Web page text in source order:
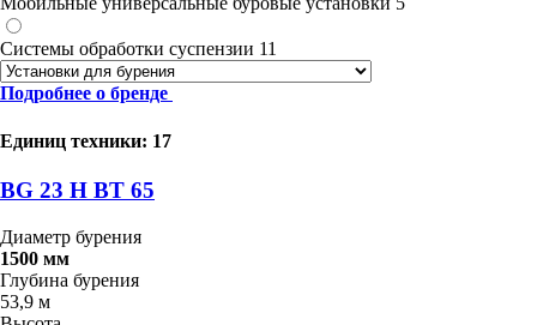
Системы обработки суспензии 11
Подробнее о бренде
Единиц техники: 17
BG 23 H BT 65
Диаметр бурения
1500 мм
Глубина бурения
53,9 м